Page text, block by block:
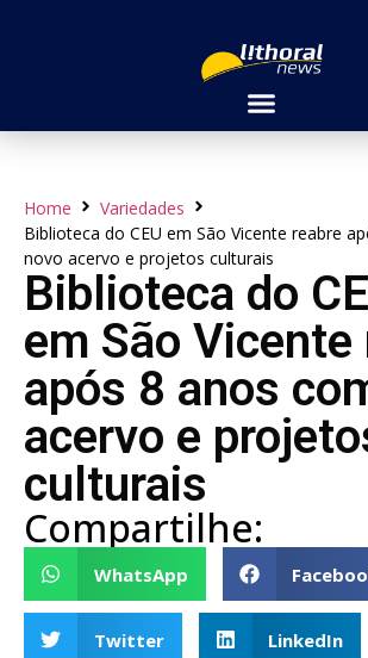
Home
Variedades
Biblioteca do CEU em São Vicente reabre
novo acervo e projetos culturais
Biblioteca do
em São Vicente
após 8 anos
acervo e
culturais
Compartilhe:
WhatsApp
Twitter LinkedIn